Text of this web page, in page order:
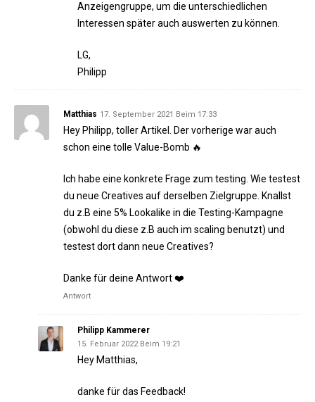
Anzeigengruppe, um die unterschiedlichen
Interessen später auch auswerten zu können.
LG,
Philipp
Matthias 17. September 2021 Beim 17:33
Hey Philipp, toller Artikel. Der vorherige war auch
schon eine tolle Value-Bomb 🔥
Ich habe eine konkrete Frage zum testing. Wie testest
du neue Creatives auf derselben Zielgruppe. Knallst
du z.B eine 5% Lookalike in die Testing-Kampagne
(obwohl du diese z.B auch im scaling benutzt) und
testest dort dann neue Creatives?
Danke für deine Antwort ❤️
Antwort
Philipp Kammerer
15. Februar 2022 Beim 19:21
Hey Matthias,
danke für das Feedback!